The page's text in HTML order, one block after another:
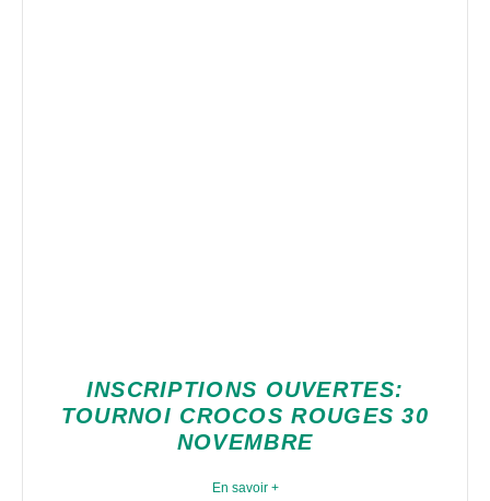
INSCRIPTIONS OUVERTES:
TOURNOI CROCOS ROUGES 30
NOVEMBRE
En savoir +